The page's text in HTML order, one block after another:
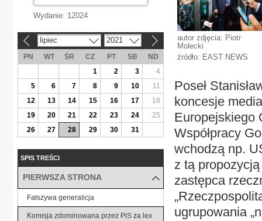
autor zdjęcia: Piotr
Molecki
źródło: EAST NEWS
Poseł
koncesje
Europejskiego
Współpracy
wchodzą np.
z tą
zastępca
ugrupowania
Wydanie: 12024
lipiec 2021
PN WT ŚR CZ PT SB
ND
1
2 3
4
5
6 7 8 9 10
11
12
13 14 15 16 17
18
19
20 21 22 23 24
25
26
27 28 29 30 31
SPIS TREŚCI
PIERWSZA STRONA
Fałszywa generalicja
Komisja zdominowana przez PiS za lex